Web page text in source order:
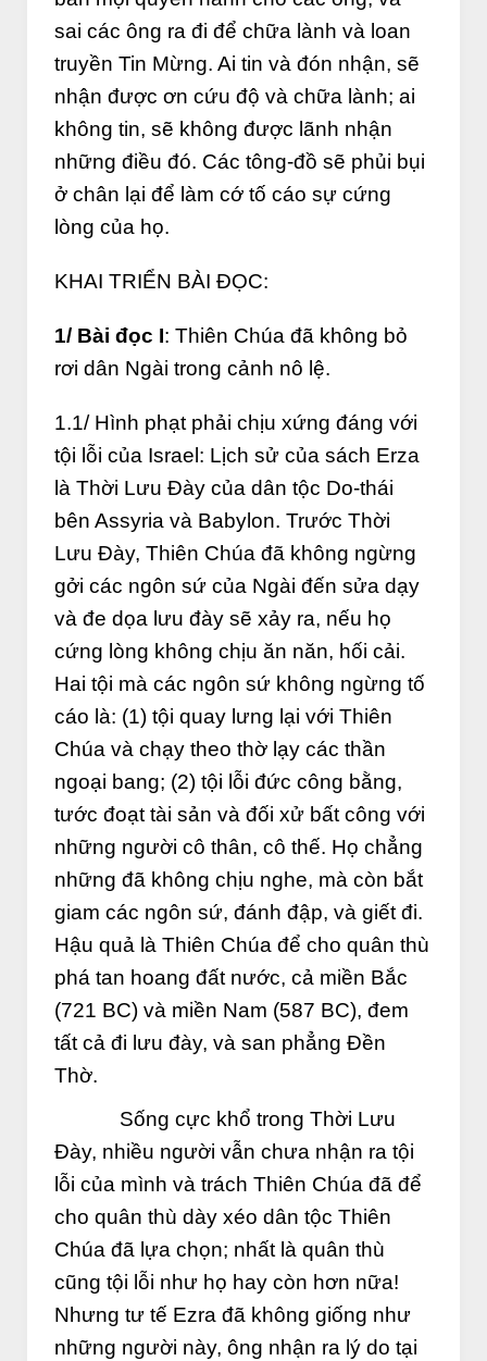
sai các ông ra đi để chữa lành và loan
truyền Tin Mừng. Ai tin và đón nhận, sẽ
nhận được ơn cứu độ và chữa lành; ai
không tin, sẽ không được lãnh nhận
những điều đó. Các tông-đồ sẽ phủi bụi
ở chân lại để làm cớ tố cáo sự cứng
lòng của họ.
KHAI TRIỂN BÀI ĐỌC:
1/ Bài đọc I: Thiên Chúa đã không bỏ
rơi dân Ngài trong cảnh nô lệ.
1.1/ Hình phạt phải chịu xứng đáng với
tội lỗi của Israel: Lịch sử của sách Erza
là Thời Lưu Đày của dân tộc Do-thái
bên Assyria và Babylon. Trước Thời
Lưu Đày, Thiên Chúa đã không ngừng
gởi các ngôn sứ của Ngài đến sửa dạy
và đe dọa lưu đày sẽ xảy ra, nếu họ
cứng lòng không chịu ăn năn, hối cải.
Hai tội mà các ngôn sứ không ngừng tố
cáo là: (1) tội quay lưng lại với Thiên
Chúa và chạy theo thờ lạy các thần
ngoại bang; (2) tội lỗi đức công bằng,
tước đoạt tài sản và đối xử bất công với
những người cô thân, cô thế. Họ chẳng
những đã không chịu nghe, mà còn bắt
giam các ngôn sứ, đánh đập, và giết đi.
Hậu quả là Thiên Chúa để cho quân thù
phá tan hoang đất nước, cả miền Bắc
(721 BC) và miền Nam (587 BC), đem
tất cả đi lưu đày, và san phẳng Đền
Thờ.
Sống cực khổ trong Thời Lưu
Đày, nhiều người vẫn chưa nhận ra tội
lỗi của mình và trách Thiên Chúa đã để
cho quân thù dày xéo dân tộc Thiên
Chúa đã lựa chọn; nhất là quân thù
cũng tội lỗi như họ hay còn hơn nữa!
Nhưng tư tế Ezra đã không giống như
những người này, ông nhận ra lý do tại